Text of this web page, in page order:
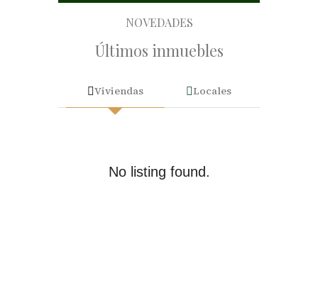
NOVEDADES
Últimos inmuebles
Viviendas Locales
No listing found.